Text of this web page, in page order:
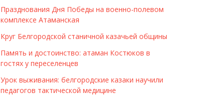
Празднования Дня Победы на военно-полевом
комплексе Атаманская
Круг Белгородской станичной казачьей общины
Память и достоинство: атаман Костюков в
гостях у переселенцев
Урок выживания: белгородские казаки научили
педагогов тактической медицине